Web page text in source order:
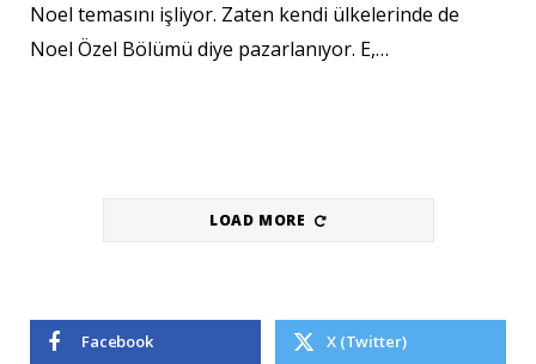
Noel temasını işliyor. Zaten kendi ülkelerinde de
Noel Özel Bölümü diye pazarlanıyor. E,…
LOAD MORE
Facebook X (Twitter)